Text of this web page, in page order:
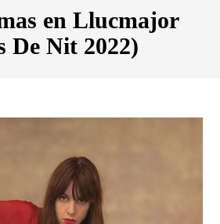
en Llucmajor
De Nit 2022)